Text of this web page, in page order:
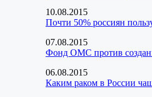
10.08.2015
Почти 50% россиян
07.08.2015
Фонд ОМС против
06.08.2015
Каким раком в России